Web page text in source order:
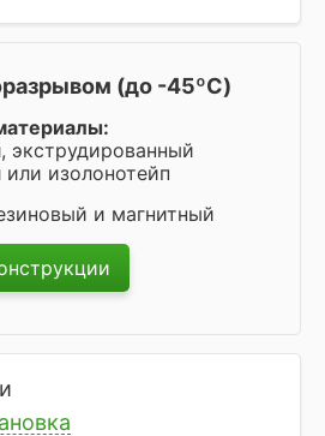
(до -45ºC)
экструдированный
изолонотейп
и магнитный